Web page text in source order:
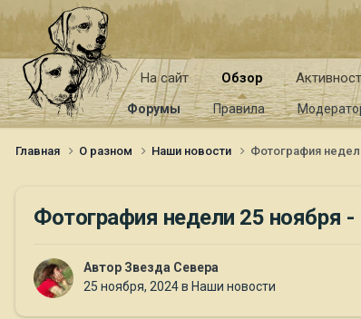
На сайт Обзор
Форумы Правила
Главная О разном Наши новости Фотография
Фотография недели 25 ноября -
Автор Звезда Севера
25 ноября, 2024в Наши новости